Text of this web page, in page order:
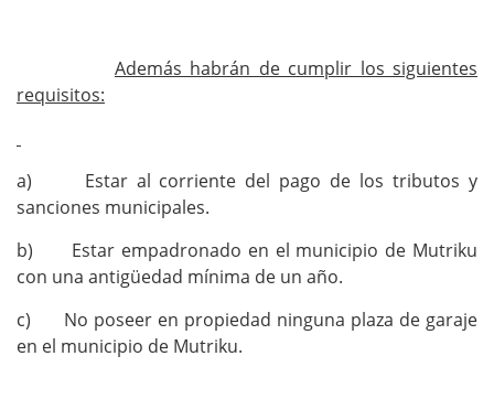
Además habrán de cumplir los siguientes
requisitos:
a) Estar al corriente del pago de los tributos y
sanciones municipales.
b) Estar empadronado en el municipio de Mutriku
con una antigüedad mínima de un año.
c) No poseer en propiedad ninguna plaza de garaje
en el municipio de Mutriku.